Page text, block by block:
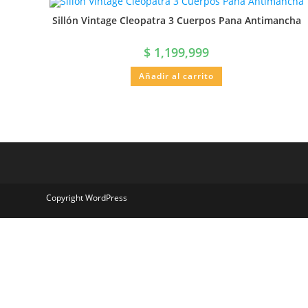
Sillón Vintage Cleopatra 3 Cuerpos Pana Antimancha
$ 1,199,999
Añadir al carrito
Copyright WordPress